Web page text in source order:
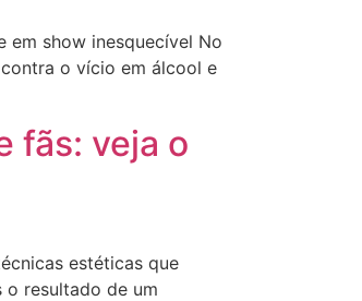
em show inesquecível No
o vício em álcool e
fãs: veja o
estéticas que
o resultado de um